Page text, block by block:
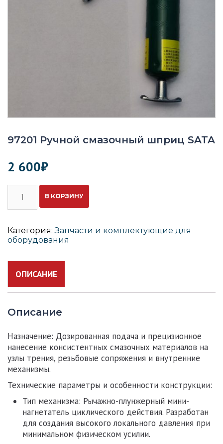
97201 Ручной смазочный шприц SATA
2 600₽
Количество
97201
Ручной
шприц
SATA
В КОРЗИНУ
Категория:Запчасти и комплектующие для
оборудования
ОПИСАНИЕ
Описание
Назначение: Дозированная подача и прецизионное
нанесение консистентных смазочных материалов на
узлы трения, резьбовые сопряжения и внутренние
механизмы.
Технические параметры и особенности конструкции:
Тип механизма: Рычажно-плунжерный мини-
нагнетатель циклического действия. Разработан
для создания высокого локального давления при
минимальном физическом усилии.